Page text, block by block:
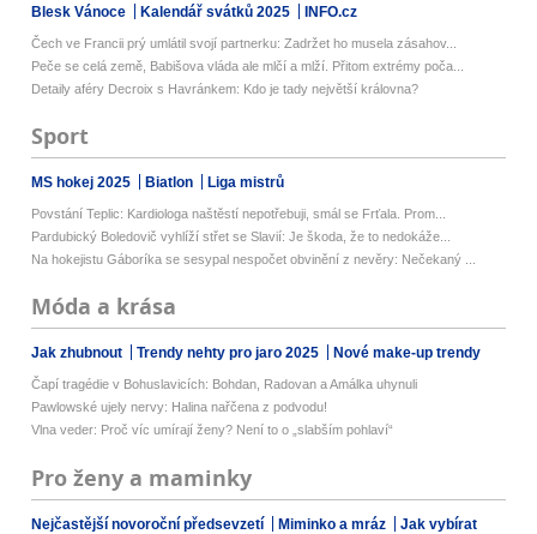
Blesk Vánoce Kalendář svátků 2025 INFO.cz
Čech ve Francii prý umlátil svojí partnerku: Zadržet ho musela zásahov...
Peče se celá země, Babišova vláda ale mlčí a mlží. Přitom extrémy poča...
Detaily aféry Decroix s Havránkem: Kdo je tady největší královna?
Sport
MS hokej 2025 Biatlon Liga mistrů
Povstání Teplic: Kardiologa naštěstí nepotřebuji, smál se Frťala. Prom...
Pardubický Boledovič vyhlíží střet se Slavií: Je škoda, že to nedokáže...
Na hokejistu Gáboríka se sesypal nespočet obvinění z nevěry: Nečekaný ...
Móda a krása
Jak zhubnout Trendy nehty pro jaro 2025 Nové make-up trendy
Čapí tragédie v Bohuslavicích: Bohdan, Radovan a Amálka uhynuli
Pawlowské ujely nervy: Halina nařčena z podvodu!
Vlna veder: Proč víc umírají ženy? Není to o „slabším pohlaví“
Pro ženy a maminky
Nejčastější novoroční předsevzetí Miminko a mráz
Jak vybírat